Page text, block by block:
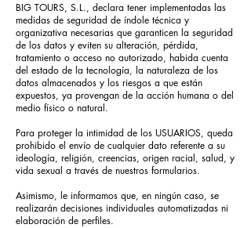
BIG TOURS, S.L., declara tener implementadas las
medidas de seguridad de índole técnica y
organizativa necesarias que garanticen la seguridad
de los datos y eviten su alteración, pérdida,
tratamiento o acceso no autorizado, habida cuenta
del estado de la tecnología, la naturaleza de los
datos almacenados y los riesgos a que están
expuestos, ya provengan de la acción humana o del
medio físico o natural.
Para proteger la intimidad de los USUARIOS, queda
prohibido el envío de cualquier dato referente a su
ideología, religión, creencias, origen racial, salud, y
vida sexual a través de nuestros formularios.
Asimismo, le informamos que, en ningún caso, se
realizarán decisiones individuales automatizadas ni
elaboración de perfiles.